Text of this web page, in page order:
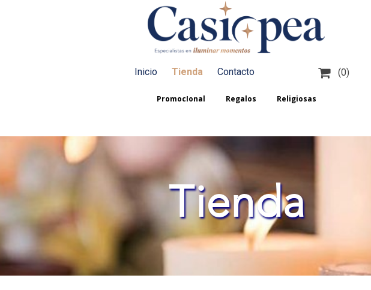
Inicio Tienda Contacto  (0)
PromocIonal Regalos Religiosas
Tienda